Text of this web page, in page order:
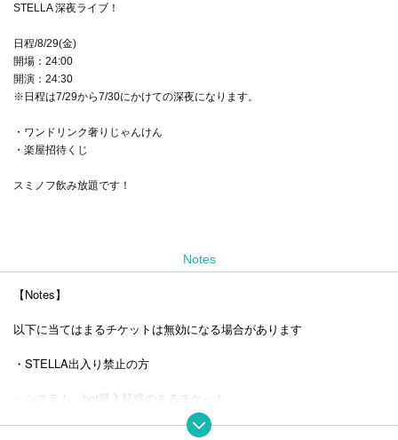
STELLA 深夜ライブ！
日程/8/29(金)
開場：24:00
開演：24:30
※日程は7/29から7/30にかけての深夜になります。
・ワンドリンク奢りじゃんけん
・楽屋招待くじ
スミノフ飲み放題です！
Notes
【Notes】
以下に当てはまるチケットは無効になる場合があります
・STELLA出入り禁止の方
・システム、bot購入疑惑のあるチケット